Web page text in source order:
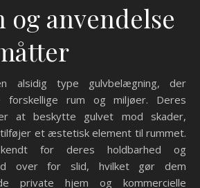
og anvendelse
alsidig type gulvbelægning, der
forskellige rum og miljøer. Deres
at beskytte gulvet mod skader,
et æstetisk element til rummet.
for deres holdbarhed og
over for slid, hvilket gør dem
private hjem og kommercielle